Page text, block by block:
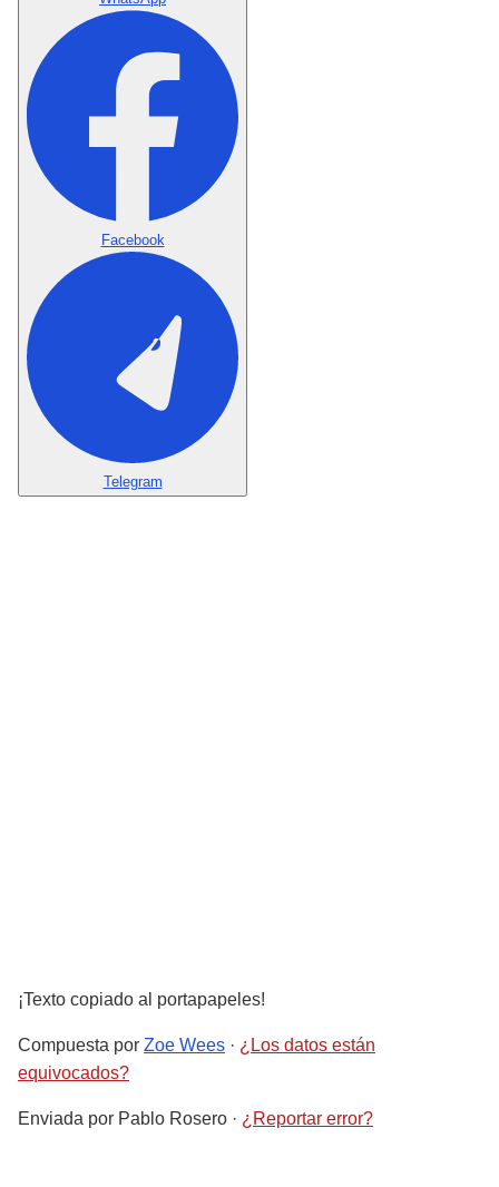
Facebook
Telegram
¡Texto copiado al portapapeles!
Compuesta por Zoe Wees · ¿Los datos están
equivocados?
Enviada por Pablo Rosero · ¿Reportar error?